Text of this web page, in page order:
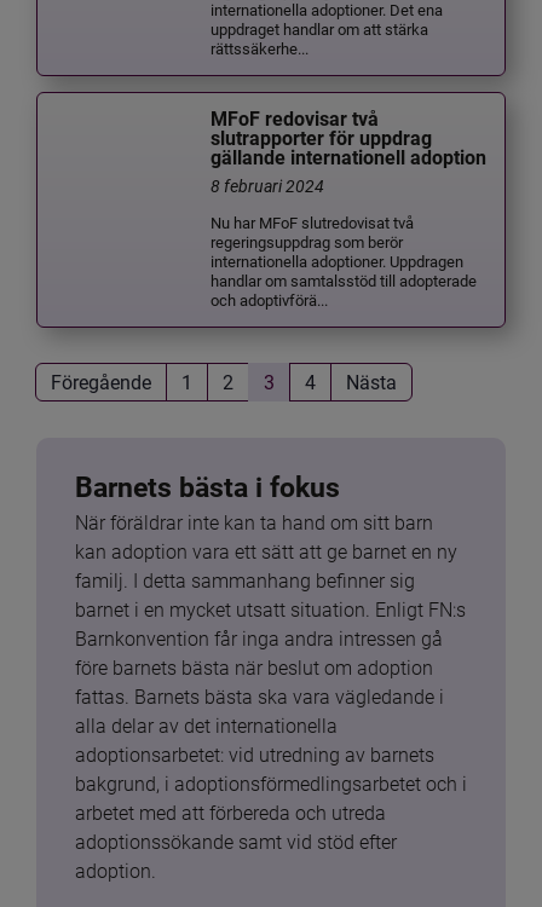
internationella adoptioner. Det ena
uppdraget handlar om att stärka
rättssäkerhe...
MFoF redovisar två
slutrapporter för uppdrag
gällande internationell adoption
8 februari 2024
Nu har MFoF slutredovisat två
regeringsuppdrag som berör
internationella adoptioner. Uppdragen
handlar om samtalsstöd till adopterade
och adoptivförä...
Föregående 1 2 3 4 Nästa
Barnets bästa i fokus
När föräldrar inte kan ta hand om sitt barn
kan adoption vara ett sätt att ge barnet en ny
familj. I detta sammanhang befinner sig
barnet i en mycket utsatt situation. Enligt FN:s
Barnkonvention får inga andra intressen gå
före barnets bästa när beslut om adoption
fattas. Barnets bästa ska vara vägledande i
alla delar av det internationella
adoptionsarbetet: vid utredning av barnets
bakgrund, i adoptionsförmedlingsarbetet och i
arbetet med att förbereda och utreda
adoptionssökande samt vid stöd efter
adoption.